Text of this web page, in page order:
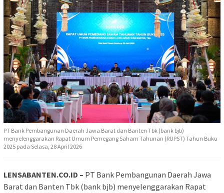
PT Bank Pembangunan Daerah Jawa Barat dan Banten Tbk (bank bjb)
menyelenggarakan Rapat Umum Pemegang Saham Tahunan (RUPST) Tahun Buku
2025 pada Selasa, 28 April 2026
LENSABANTEN.CO.ID – PT Bank Pembangunan Daerah Jawa
Barat dan Banten Tbk (bank bjb) menyelenggarakan Rapat